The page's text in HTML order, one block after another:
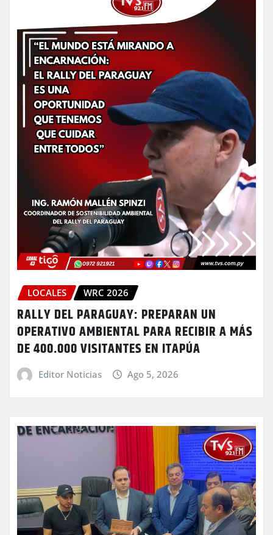
LOCALES WRC 2026
RALLY DEL PARAGUAY: PREPARAN UN
OPERATIVO AMBIENTAL PARA RECIBIR A MÁS
DE 400.000 VISITANTES EN ITAPÚA
Editor Noticias Ago 5, 2026